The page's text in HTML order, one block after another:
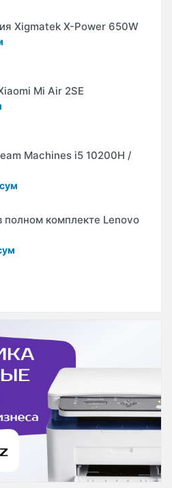
Xigmatek X-Power 650W
Mi Air 2SE
Machines i5 10200H /
полном комплекте Lenovo